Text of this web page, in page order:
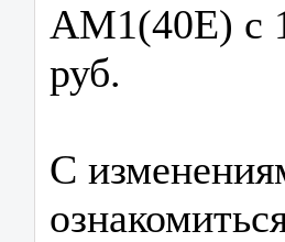
AM1(40E) c
руб.
С